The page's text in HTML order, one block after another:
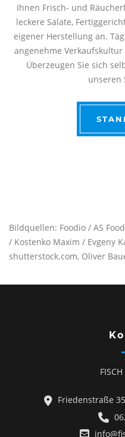
Ihnen Frisch- und
leckere Salate,
eigener Herstellung an.
angenehme
Überzeugen Sie sich
unseren
Bildquellen: Foodio / AS
/ Kostenko Maxim / Evgeny
shutterstock.com, Oliver
Friedenstraße